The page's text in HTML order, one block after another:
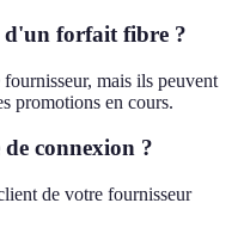
d'un forfait fibre ?
mais ils peuvent
promotions en cours.
connexion ?
de votre fournisseur